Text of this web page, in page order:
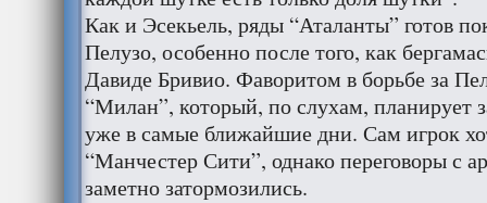
Как и Эсекьель, ряды “Аталанты” готов
Пелузо, особенно после того, как
Давиде Бривио. Фаворитом в борьбе за
“Милан”, который, по слухам, планирует
уже в самые ближайшие дни. Сам игрок
“Манчестер Сити”, однако переговоры с
заметно затормозились.